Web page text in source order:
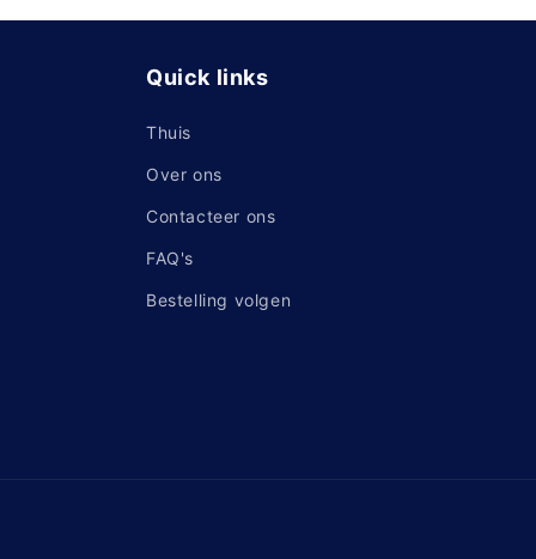
Quick links
Thuis
Over ons
Contacteer ons
FAQ's
Bestelling volgen